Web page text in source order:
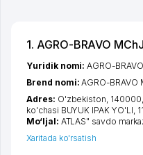
1. AGRO-BRAVO MChJ
Yuridik nomi:AGRO-
Brend nomi:AGRO-BRAVO
Adres: O'zbekiston, 140000,
ko'chasi BUYUK IPAK YO'LI,
Mo‘ljal: ATLAS" savdo
Xaritada ko'rsatish